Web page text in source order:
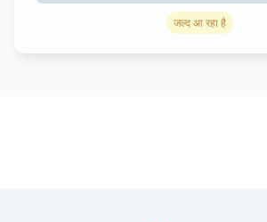
जल्द आ रहा है